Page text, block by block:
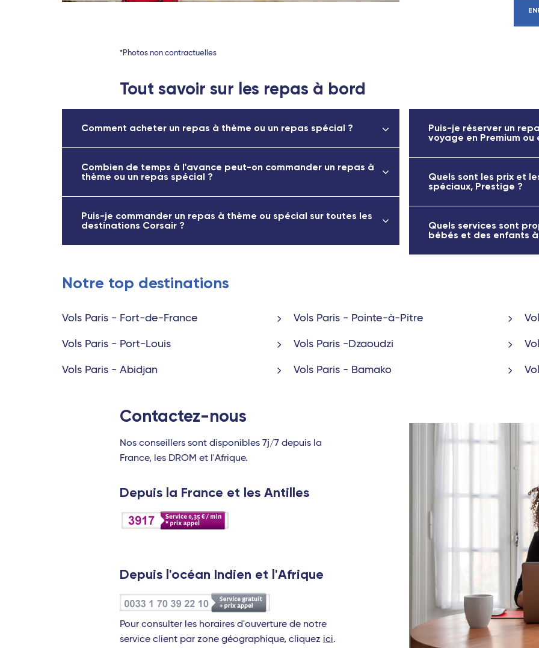
*Photos non contractuelles
Tout savoir sur les repas à bord
Comment acheter un repas à thème ou un repas spécial ?
Combien de temps à l'avance peut-on commander un repas à
thème ou un repas spécial ?
Puis-je commander un repas à thème ou spécial sur toutes les
destinations Corsair ?
Puis-je réserver un
voyage en Premium ou
Quels sont les prix et
spéciaux, Prestige ?
Quels services sont
bébés et des enfants
Notre top destinations
Vols Paris - Fort-de-France Vols Paris - Pointe-à-Pitre
Vols Paris - Port-Louis Vols Paris -Dzaoudzi
Vols Paris - Abidjan Vols Paris - Bamako
Contactez-nous
Nos conseillers sont disponibles 7j/7 depuis la
France, les DROM et l'Afrique.
Depuis la France et les Antilles
Depuis l'océan Indien et l'Afrique
Pour consulter les horaires d'ouverture de notre
service client par zone géographique, cliquez ici.